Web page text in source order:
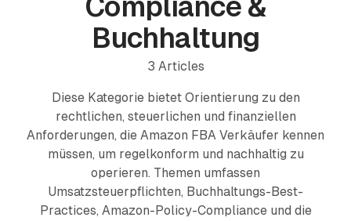
ProfitGo
Schnelle Produkteinblicke in einer Ansicht
SOON
Akademie
Reviews
Compliance &
Buchhaltung
3 Articles
Diese Kategorie bietet Orientierung zu den
rechtlichen, steuerlichen und finanziellen
Anforderungen, die Amazon FBA Verkäufer kennen
müssen, um regelkonform und nachhaltig zu
operieren. Themen umfassen
Umsatzsteuerpflichten, Buchhaltungs-Best-
Practices, Amazon-Policy-Compliance und die